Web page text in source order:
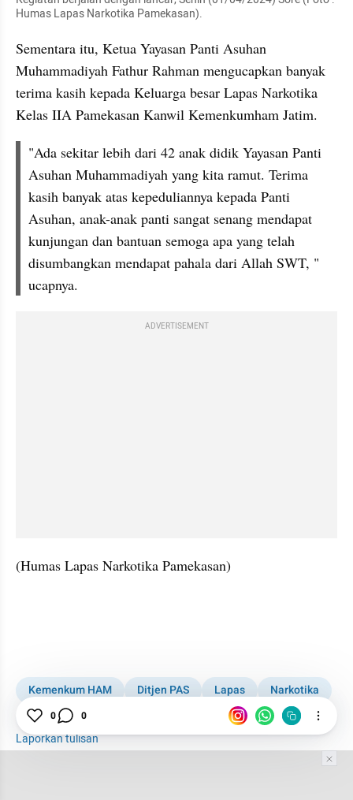
Humas Lapas Narkotika Pamekasan).
Sementara itu, Ketua Yayasan Panti Asuhan
Muhammadiyah Fathur Rahman mengucapkan banyak
terima kasih kepada Keluarga besar Lapas Narkotika
Kelas IIA Pamekasan Kanwil Kemenkumham Jatim.
"Ada sekitar lebih dari 42 anak didik Yayasan Panti
Asuhan Muhammadiyah yang kita ramut. Terima
kasih banyak atas kepeduliannya kepada Panti
Asuhan, anak-anak panti sangat senang mendapat
kunjungan dan bantuan semoga apa yang telah
disumbangkan mendapat pahala dari Allah SWT, "
ucapnya.
ADVERTISEMENT
(Humas Lapas Narkotika Pamekasan)
Kemenkum HAM Ditjen PAS Lapas
Narkotika
Pamekasan
Laporkan tulisan
0 0